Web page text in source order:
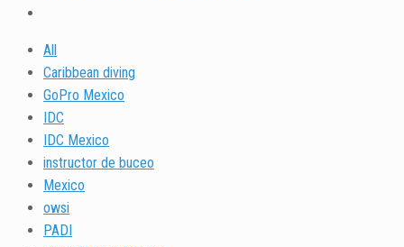
All
Caribbean diving
GoPro Mexico
IDC
IDC Mexico
instructor de buceo
Mexico
owsi
PADI